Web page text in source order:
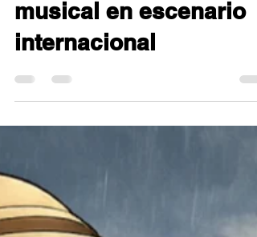
30 abr
2 min de lectura
Talento que trasciende
fronteras: excelencia
musical en escenario